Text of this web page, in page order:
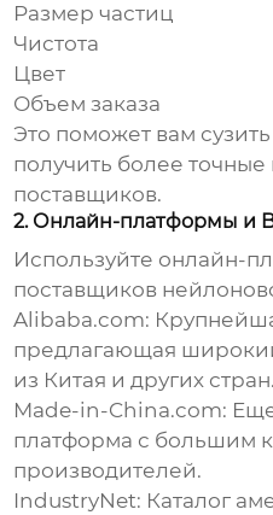
Размер частиц
Чистота
Цвет
Объем заказа
Это поможет вам
получить более
поставщиков.
2. Онлайн-платформы и
Используйте онлайн-
поставщиков
Alibaba.com:
предлагающая
из Китая и других стран.
Made-in-China.com:
платформа с большим
производителей.
IndustryNet: Каталог